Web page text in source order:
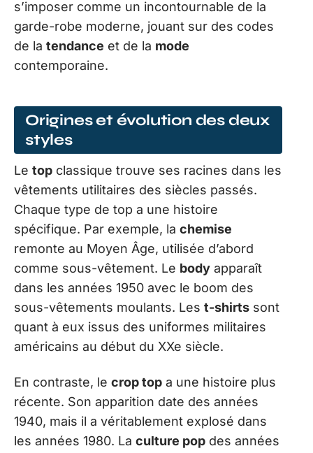
s’imposer comme un incontournable de la
garde-robe moderne, jouant sur des codes
de la tendance et de la mode
contemporaine.
Origines et évolution des deux
styles
Le top classique trouve ses racines dans les
vêtements utilitaires des siècles passés.
Chaque type de top a une histoire
spécifique. Par exemple, la chemise
remonte au Moyen Âge, utilisée d’abord
comme sous-vêtement. Le body apparaît
dans les années 1950 avec le boom des
sous-vêtements moulants. Les t-shirts sont
quant à eux issus des uniformes militaires
américains au début du XXe siècle.
En contraste, le crop top a une histoire plus
récente. Son apparition date des années
1940, mais il a véritablement explosé dans
les années 1980. La culture pop des années